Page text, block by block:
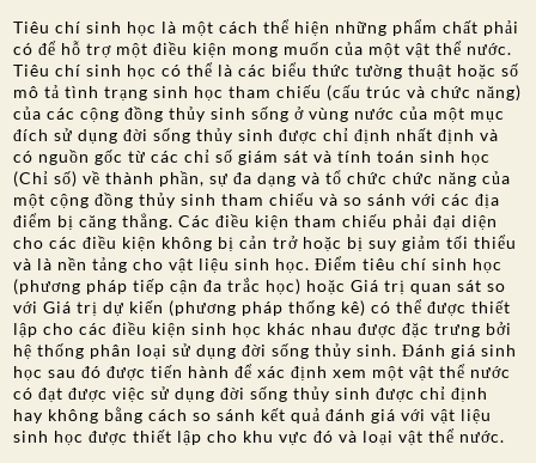
Tiêu chí sinh học là một cách thể hiện những phẩm chất phải
có để hỗ trợ một điều kiện mong muốn của một vật thể nước.
Tiêu chí sinh học có thể là các biểu thức tường thuật hoặc số
mô tả tình trạng sinh học tham chiếu (cấu trúc và chức năng)
của các cộng đồng thủy sinh sống ở vùng nước của một mục
đích sử dụng đời sống thủy sinh được chỉ định nhất định và
có nguồn gốc từ các chỉ số giám sát và tính toán sinh học
(Chỉ số) về thành phần, sự đa dạng và tổ chức chức năng của
một cộng đồng thủy sinh tham chiếu và so sánh với các địa
điểm bị căng thẳng. Các điều kiện tham chiếu phải đại diện
cho các điều kiện không bị cản trở hoặc bị suy giảm tối thiểu
và là nền tảng cho vật liệu sinh học. Điểm tiêu chí sinh học
(phương pháp tiếp cận đa trắc học) hoặc Giá trị quan sát so
với Giá trị dự kiến (phương pháp thống kê) có thể được thiết
lập cho các điều kiện sinh học khác nhau được đặc trưng bởi
hệ thống phân loại sử dụng đời sống thủy sinh. Đánh giá sinh
học sau đó được tiến hành để xác định xem một vật thể nước
có đạt được việc sử dụng đời sống thủy sinh được chỉ định
hay không bằng cách so sánh kết quả đánh giá với vật liệu
sinh học được thiết lập cho khu vực đó và loại vật thể nước.